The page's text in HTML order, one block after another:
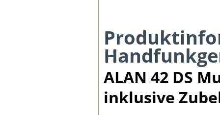
ALAN 42 DS
inklusive